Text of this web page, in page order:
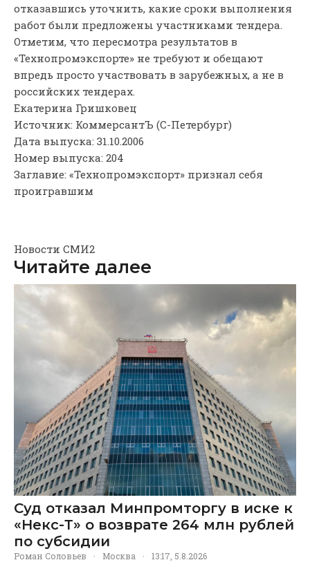
отказавшись уточнить, какие сроки выполнения
работ были предложены участниками тендера.
Отметим, что пересмотра результатов в
«Технопромэкспорте» не требуют и обещают
впредь просто участвовать в зарубежных, а не в
российских тендерах.
Екатерина Гришковец
Источник: КоммерсантЪ (С-Петербург)
Дата выпуска: 31.10.2006
Номер выпуска: 204
Заглавие: «Технопромэкспорт» признал себя
проигравшим
Новости СМИ2
Читайте далее
Суд отказал Минпромторгу в иске к
«Некс-Т» о возврате 264 млн рублей
по субсидии
Роман Соловьев · Москва · 13:17, 5.8.2026